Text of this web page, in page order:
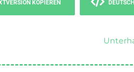
KOPIEREN